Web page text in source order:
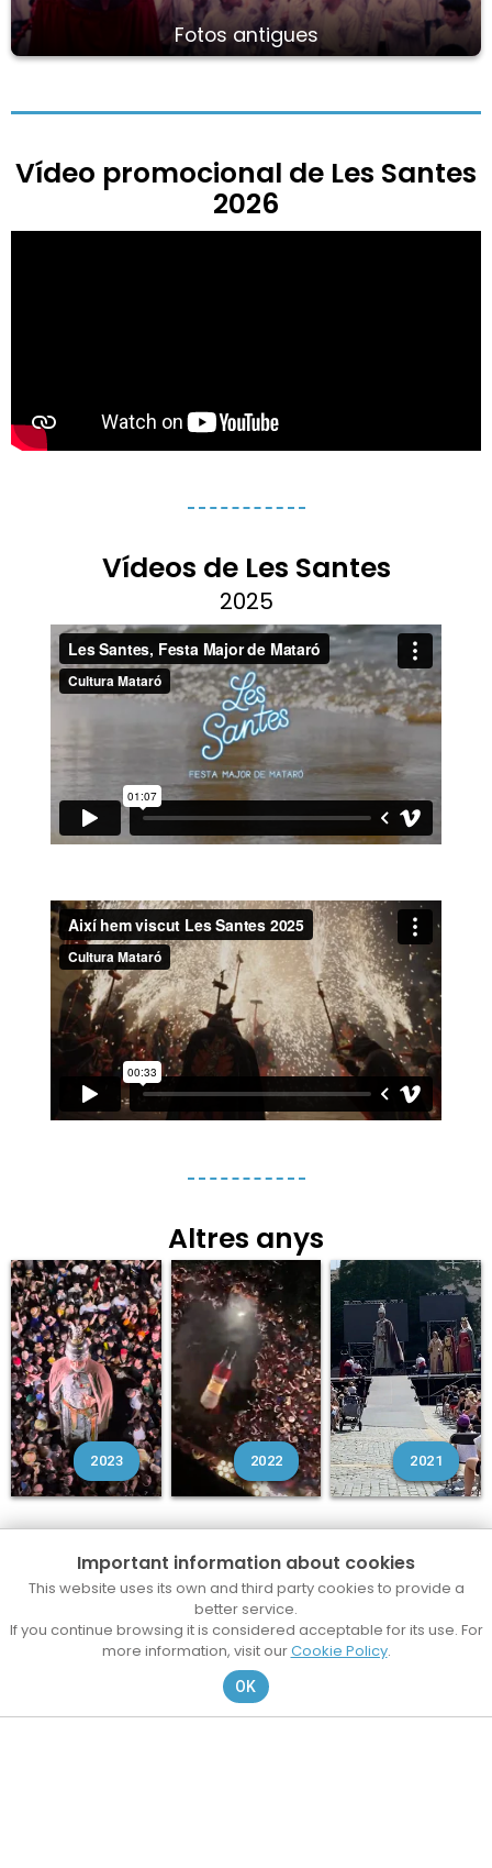
Fotos antigues
Vídeo promocional de Les Santes
2026
Vídeos de Les Santes
2025
Altres anys
2023 2022 2021
Important information about cookies
This website uses its own and third party cookies to provide a
better service.
If you continue browsing it is considered acceptable for its use. For
more information, visit ourCookie Policy.
OK